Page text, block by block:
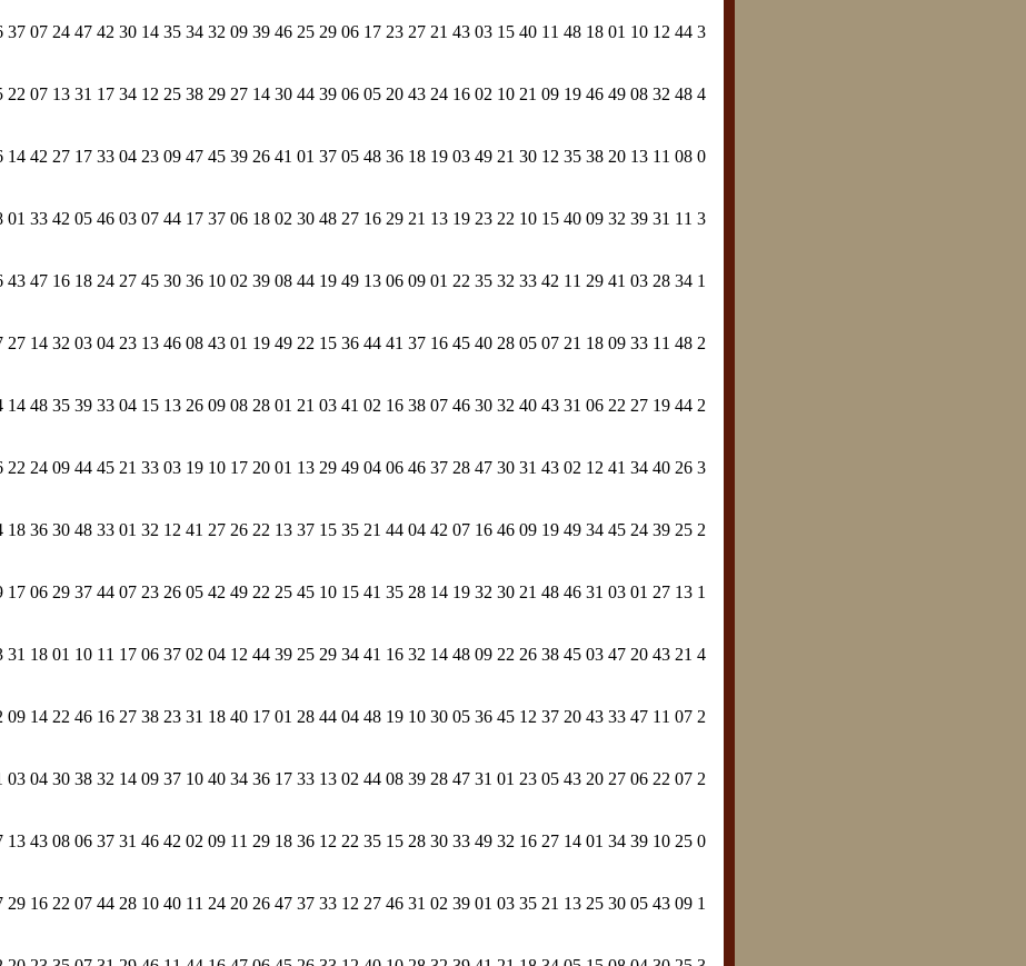
37 07 24 47 42 30 14 35 34 32 09 39 46 25 29 06 17 23 27 21 43 03 15 40 11 48 18 01 10 12 44 3
22 07 13 31 17 34 12 25 38 29 27 14 30 44 39 06 05 20 43 24 16 02 10 21 09 19 46 49 08 32 48 4
14 42 27 17 33 04 23 09 47 45 39 26 41 01 37 05 48 36 18 19 03 49 21 30 12 35 38 20 13 11 08 0
01 33 42 05 46 03 07 44 17 37 06 18 02 30 48 27 16 29 21 13 19 23 22 10 15 40 09 32 39 31 11 3
43 47 16 18 24 27 45 30 36 10 02 39 08 44 19 49 13 06 09 01 22 35 32 33 42 11 29 41 03 28 34 1
27 14 32 03 04 23 13 46 08 43 01 19 49 22 15 36 44 41 37 16 45 40 28 05 07 21 18 09 33 11 48 2
14 48 35 39 33 04 15 13 26 09 08 28 01 21 03 41 02 16 38 07 46 30 32 40 43 31 06 22 27 19 44 2
22 24 09 44 45 21 33 03 19 10 17 20 01 13 29 49 04 06 46 37 28 47 30 31 43 02 12 41 34 40 26 3
18 36 30 48 33 01 32 12 41 27 26 22 13 37 15 35 21 44 04 42 07 16 46 09 19 49 34 45 24 39 25 2
17 06 29 37 44 07 23 26 05 42 49 22 25 45 10 15 41 35 28 14 19 32 30 21 48 46 31 03 01 27 13 1
31 18 01 10 11 17 06 37 02 04 12 44 39 25 29 34 41 16 32 14 48 09 22 26 38 45 03 47 20 43 21 4
09 14 22 46 16 27 38 23 31 18 40 17 01 28 44 04 48 19 10 30 05 36 45 12 37 20 43 33 47 11 07 2
03 04 30 38 32 14 09 37 10 40 34 36 17 33 13 02 44 08 39 28 47 31 01 23 05 43 20 27 06 22 07 2
13 43 08 06 37 31 46 42 02 09 11 29 18 36 12 22 35 15 28 30 33 49 32 16 27 14 01 34 39 10 25 0
29 16 22 07 44 28 10 40 11 24 20 26 47 37 33 12 27 46 31 02 39 01 03 35 21 13 25 30 05 43 09 1